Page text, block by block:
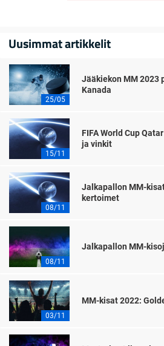
Uusimmat artikkelit
25/05
Jääkiekon MM 2023
Kanada
15/11
FIFA World Cup
ja vinkit
08/11
Jalkapallon MM-
kertoimet
08/11
Jalkapallon MM-
03/11
MM-kisat 2022: